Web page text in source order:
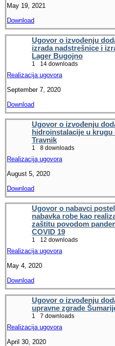
May 19, 2021
Download
Ugovor o izvođenju
izrada nadstrešnice i
Lager Bugojno
1 14 downloads
Realizacija ugovora
September 7, 2020
Download
Ugovor o izvođenju
hidroinstalacije u krugu
Travnik
1 8 downloads
Realizacija ugovora
August 5, 2020
Download
Ugovor o nabavci
nabavka robe kao
zaštitu povodom
COVID 19
1 12 downloads
Realizacija ugovora
May 4, 2020
Download
Ugovor o izvođenju
upravne zgrade
1 7 downloads
Realizacija ugovora
April 30, 2020